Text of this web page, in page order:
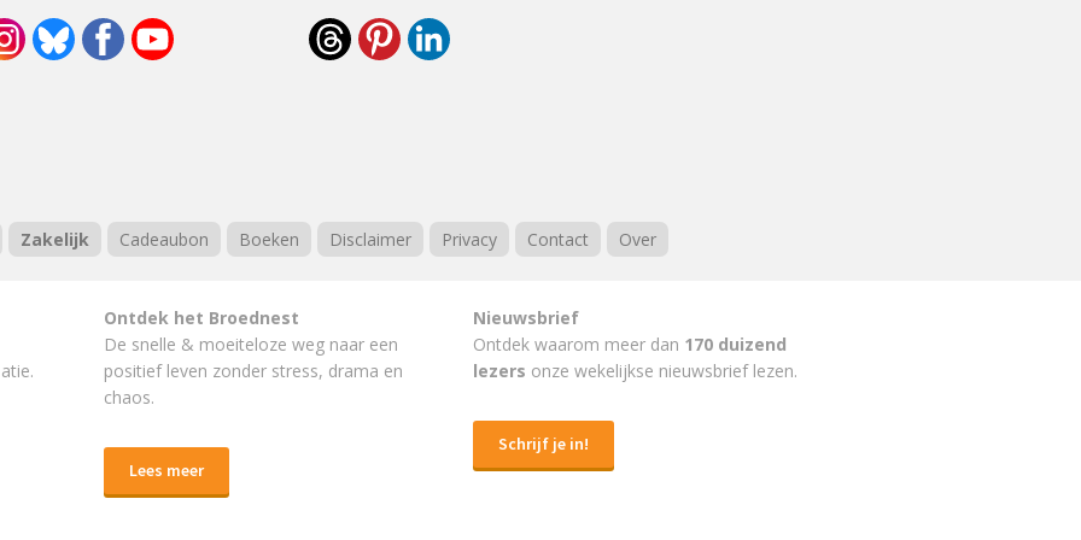
Zakelijk Cadeaubon Boeken Disclaimer Privacy Contact Over
Ontdek het Broednest
De snelle & moeiteloze weg naar een
positief leven zonder stress, drama en
chaos.
Lees meer
Nieuwsbrief
Ontdek waarom meer dan 170 duizend
lezers onze wekelijkse nieuwsbrief lezen.
Schrijf je in!